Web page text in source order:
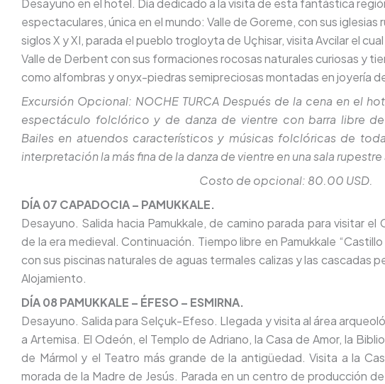
espectaculares, única en el mundo: Valle de Goreme, con sus
siglos X y XI, parada el pueblo trogloyta de Uçhisar, visita Avcilar el
Valle de Derbent con sus formaciones rocosas naturales curiosas y
como alfombras y onyx-piedras semipreciosas montadas en joyería
Excursión Opcional: NOCHE TURCA Después de la cena en el
espectáculo folclórico y de danza de vientre con barra libre
Bailes en atuendos característicos y músicas folclóricas de
interpretación la más fina de la danza de vientre en una sala
Costo de opcional: 80.00 USD.
DÍA 07 CAPADOCIA – PAMUKKALE.
Desayuno. Salida hacia Pamukkale, de camino parada para visitar el
de la era medieval. Continuación. Tiempo libre en Pamukkale
con sus piscinas naturales de aguas termales calizas y las cascadas
Alojamiento.
DÍA 08 PAMUKKALE – ÉFESO – ESMIRNA.
Desayuno. Salida para Selçuk-Efeso. Llegada y visita al área
a Artemisa. El Odeón, el Templo de Adriano, la Casa de Amor, la
de Mármol y el Teatro más grande de la antigüedad. Visita a la
morada de la Madre de Jesús. Parada en un centro de producción